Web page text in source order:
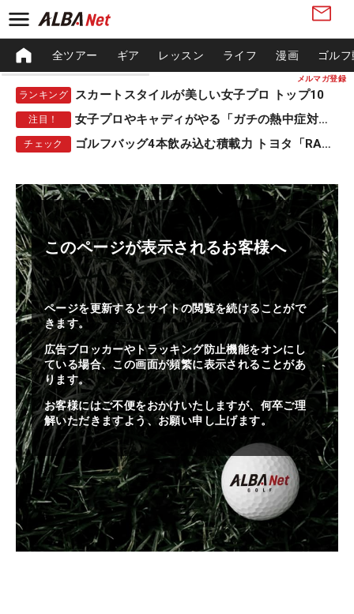
メルマガ登録
全ツアー ギア レッスン ライフ 漫画 ゴル
ランキング スカートスタイルが美しい女子プロ トップ10
注目！ 女子プロやキャディがやる「ガチの熱中症対策」
チェック ゴルフバッグ4本飲み込む積載力 トヨタ「RAV4」
このページが表示されるお客様へ
ページを更新するとサイトの閲覧を続けることがで
きます。
広告ブロッカーやトラッキング防止機能をオンにし
ている場合、この画面が頻繁に表示されることがあ
ります。
お客様にはご不便をおかけいたしますが、何卒ご理
解いただきますよう、お願い申し上げます。